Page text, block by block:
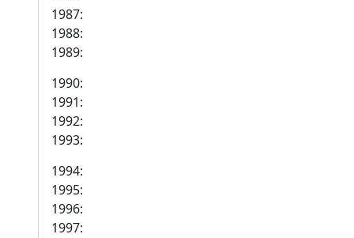
1987:
1988:
1989:
1990:
1991:
1992:
1993:
1994:
1995:
1996:
1997: